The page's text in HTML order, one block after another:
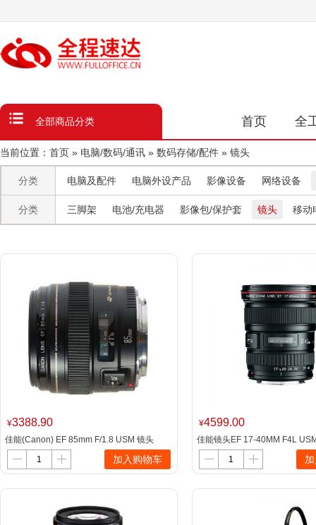
全部商品分类 首页 全
当前位置： 首页 » 电脑/数码/通讯 » 数码存储/配件 » 镜头
分类 电脑及配件 电脑外设产品 影像设备 网络设备
分类 三脚架 电池/充电器 影像包/保护套 镜头 移动
¥3388.90
佳能(Canon) EF 85mm F/1.8 USM 镜头
（单位：支） 黑
加入购物车
¥4599.00
佳能镜头EF 17-40MM F4L